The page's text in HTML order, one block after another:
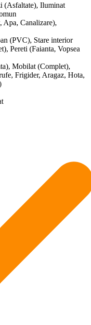
(Asfaltate), Iluminat
Apa, Canalizare),
(PVC), Stare interior
Pereti (Faianta, Vopsea
Mobilat (Complet),
Frigider, Aragaz, Hota,